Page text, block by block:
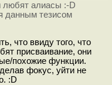
алиасы :-D
данным тезисом
что ввиду того, что
присваивание, они
похожие функции.
фокус, уйти не
:D